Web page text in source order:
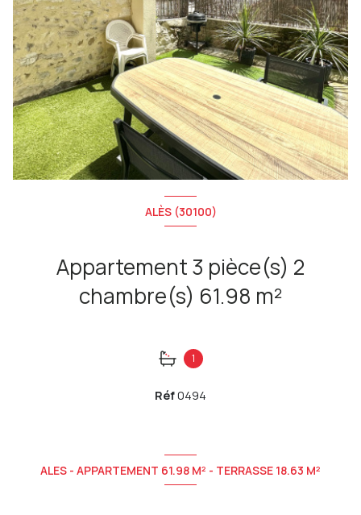
ALÈS (30100)
Appartement 3 pièce(s) 2
chambre(s) 61.98 m²
1
Réf0494
ALES - APPARTEMENT 61.98 M² - TERRASSE 18.63 M²